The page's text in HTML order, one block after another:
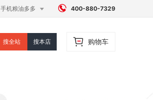
手机粮油多多   400-880-7329
搜全站 搜本店 购物车